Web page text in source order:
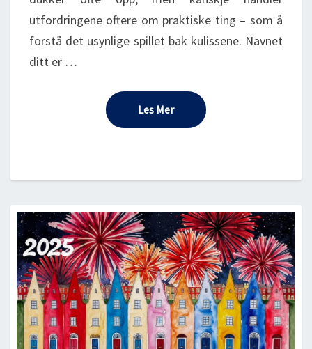
utfordringene oftere om praktiske ting – som å
forstå det usynlige spillet bak kulissene. Navnet
ditt er …
Les MerLes Mer